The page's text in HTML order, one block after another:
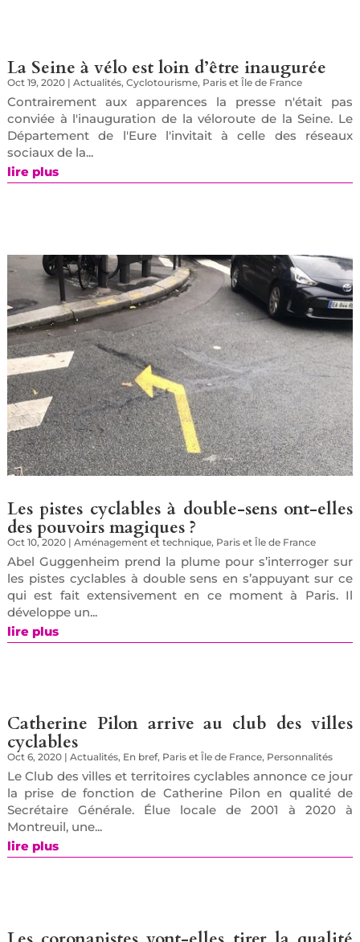
La Seine à vélo est loin d’être inaugurée
Oct 19, 2020| Actualités, Cyclotourisme, Paris et Île de France
Contrairement aux apparences la presse n'était pas
conviée à l'inauguration de la véloroute de la Seine. Le
Département de l'Eure l'invitait à celle des réseaux
sociaux de la...
lire plus
Les pistes cyclables à double-sens ont-elles
des pouvoirs magiques ?
Oct 10, 2020| Aménagement et technique, Paris et Île de France
Abel Guggenheim prend la plume pour s’interroger sur
les pistes cyclables à double sens en s’appuyant sur ce
qui est fait extensivement en ce moment à Paris. Il
développe un...
lire plus
Catherine Pilon arrive au club des villes
cyclables
Oct 6, 2020| Actualités, En bref, Paris et Île de France, Personnalités
Le Club des villes et territoires cyclables annonce ce jour
la prise de fonction de Catherine Pilon en qualité de
Secrétaire Générale. Élue locale de 2001 à 2020 à
Montreuil, une...
lire plus